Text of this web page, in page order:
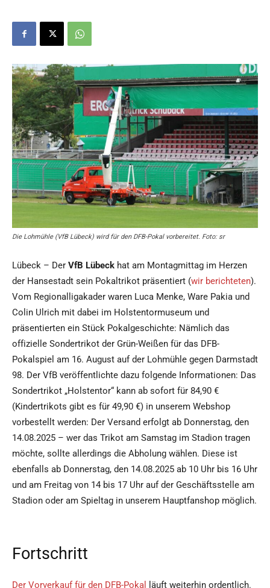
Die Lohmühle (VfB Lübeck) wird für den DFB-Pokal vorbereitet. Foto: sr
Lübeck – Der VfB Lübeck hat am Montagmittag im Herzen
der Hansestadt sein Pokaltrikot präsentiert (wir berichteten).
Vom Regionalligakader waren Luca Menke, Ware Pakia und
Colin Ulrich mit dabei im Holstentormuseum und
präsentierten ein Stück Pokalgeschichte: Nämlich das
offizielle Sondertrikot der Grün-Weißen für das DFB-
Pokalspiel am 16. August auf der Lohmühle gegen Darmstadt
98. Der VfB veröffentlichte dazu folgende Informationen: Das
Sondertrikot „Holstentor“ kann ab sofort für 84,90 €
(Kindertrikots gibt es für 49,90 €) in unserem Webshop
vorbestellt werden: Der Versand erfolgt ab Donnerstag, den
14.08.2025 – wer das Trikot am Samstag im Stadion tragen
möchte, sollte allerdings die Abholung wählen. Diese ist
ebenfalls ab Donnerstag, den 14.08.2025 ab 10 Uhr bis 16 Uhr
und am Freitag von 14 bis 17 Uhr auf der Geschäftsstelle am
Stadion oder am Spieltag in unserem Hauptfanshop möglich.
Fortschritt
Der Vorverkauf für den DFB-Pokal
läuft weiterhin ordentlich.